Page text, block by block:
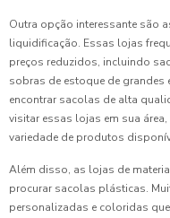
Outra opção interessante são
liquidificação. Essas lojas
preços reduzidos, incluindo
sobras de estoque de grandes
encontrar sacolas de alta
visitar essas lojas em sua
variedade de produtos
Além disso, as lojas de
procurar sacolas plásticas.
personalizadas e coloridas